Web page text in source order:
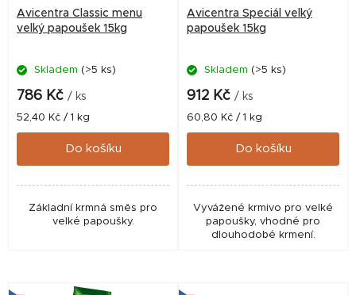
o
Avicentra Classic menu
velký papoušek 15kg
Skladem (>5 ks)
786 Kč / ks
Měrná
cena:
52,40 Kč / 1 kg
Do košíku
Základní krmná směs pro
velké papoušky.
Avicentra Speciál velký
papoušek 15kg
Skladem (>5 ks)
912 Kč / ks
Měrná
cena:
60,80 Kč / 1 kg
Do košíku
Vyvážené krmivo pro velké
papoušky, vhodné pro
dlouhodobé krmení.